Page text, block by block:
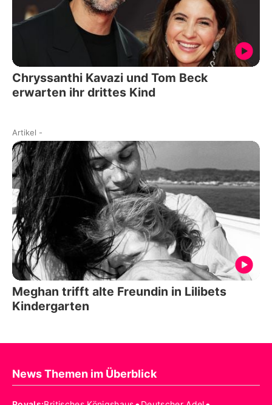
Chryssanthi Kavazi und Tom Beck
erwarten ihr drittes Kind
Artikel -
Meghan trifft alte Freundin in Lilibets
Kindergarten
News Themen im Überblick